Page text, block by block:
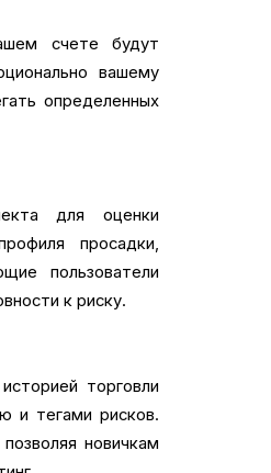
счете будут
вашему
определенных
для оценки
просадки,
пользователи
к риску.
торговли
и тегами рисков.
новичкам